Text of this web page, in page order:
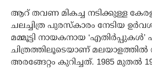
ആറ് തവണ മികച്ച നടിക്കുള്ള
ചലച്ചിത്ര പുരസ്‌കാരം നേടിയ
മമ്മൂട്ടി നായകനായ ‘എതിർപ്പുകൾ’
ചിത്രത്തിലൂടെയാണ് മലയാളത്തിൽ
അരങ്ങേറ്റം കുറിച്ചത്. 1985 മുതൽ